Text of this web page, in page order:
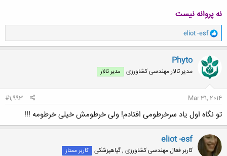
نه پروانه نیست
و
ا
ک
ن
ش
ه
ا
eliot -esf
Phyto
مدیر تالار مهندسی كشاورزی مدیر تالار
Mar 31, 2014
#1,993
تو نگاه اول یاد سرخرطومی افتادم! ولی خرطومش خیلی خرطومه !!!
eliot -esf
کاربر فعال مهندسی کشاورزی , گیاهپزشکی کاربر ممتاز